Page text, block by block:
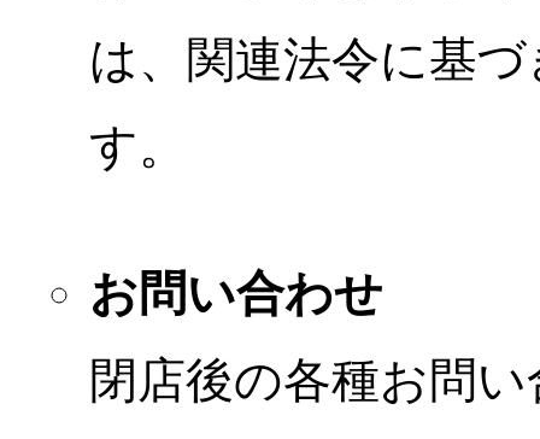
は、関連法令に基
す。
お問い合わせ
閉店後の各種お問